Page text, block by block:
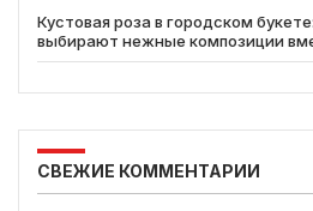
Кустовая роза в городском
выбирают нежные композиции
СВЕЖИЕ КОММЕНТАРИИ